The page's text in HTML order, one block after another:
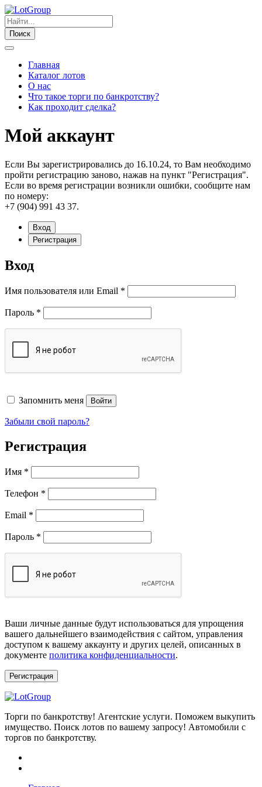
Поиск
Главная
Каталог лотов
О нас
Что такое торги по банкротству?
Как проходит сделка?
Мой аккаунт
Если Вы зарегистрировались до 16.10.24, то Вам необходимо
пройти регистрацию заново, нажав на пункт "Регистрация".
Если во время регистрации возникли ошибки, сообщите нам
по номеру:
+7 (904) 991 43 37.
Вход
Регистрация
Вход
Имя пользователя или Email *
Пароль *
Запомнить меня Войти
Забыли свой пароль?
Регистрация
Имя *
Телефон *
Email *
Пароль *
Ваши личные данные будут использоваться для упрощения
вашего дальнейшего взаимодействия с сайтом, управления
доступом к вашему аккаунту и других целей, описанных в
документе политика конфиденциальности.
Регистрация
Торги по банкротству! Агентские услуги. Поможем выкупить
имущество. Поиск лотов по вашему запросу! Автомобили с
торгов по банкротству.